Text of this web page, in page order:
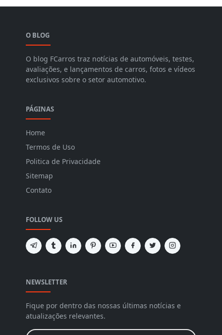
O BLOG
O blog FCarros traz notícias de automóveis, testes,
avaliações, e lançamentos de carros, fotos e vídeos
exclusivos sobre o setor automotivo.
PÁGINAS
Home
Termos de Uso
Politica de Privacidade
Sitemap
Contato
FOLLOW US
NEWSLETTER
Fique por dentro das nossas últimas notícias e
atualizações relevantes.